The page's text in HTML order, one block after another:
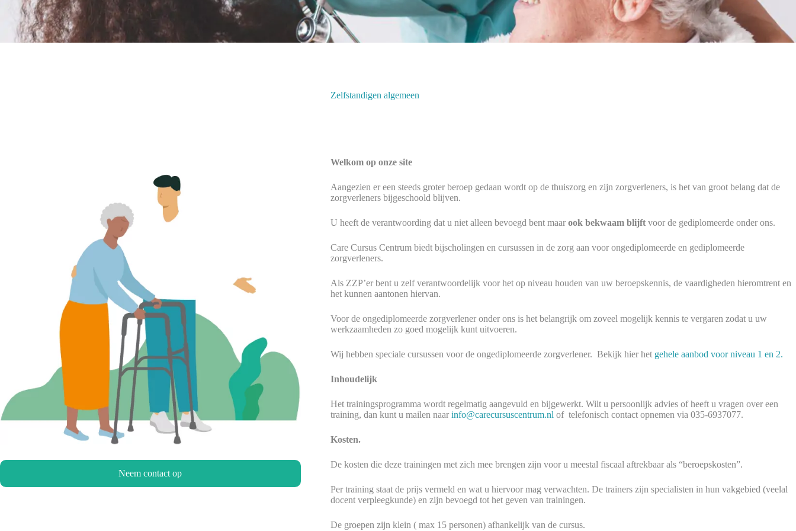
Zelfstandigen algemeen
Neem contact op
Welkom op onze site
Aangezien er een steeds groter beroep gedaan wordt op de thuiszorg en zijn zorgverleners, is het van groot belang dat de
zorgverleners bijgeschoold blijven.
U heeft de verantwoording dat u niet alleen bevoegd bent maar ook bekwaam blijftvoor de gediplomeerde onder ons.
Care Cursus Centrum biedt bijscholingen en cursussen in de zorg aan voor ongediplomeerde en gediplomeerde
zorgverleners.
Als ZZP’er bent u zelf verantwoordelijk voor het op niveau houden van uw beroepskennis, de vaardigheden hieromtrent en
het kunnen aantonen hiervan.
Voor de ongediplomeerde zorgverlener onder ons is het belangrijk om zoveel mogelijk kennis te vergaren zodat u uw
werkzaamheden zo goed mogelijk kunt uitvoeren.
Wij hebben speciale cursussen voor de ongediplomeerde zorgverlener. Bekijk hier het gehele aanbod voor niveau 1 en 2.
Inhoudelijk
Het trainingsprogramma wordt regelmatig aangevuld en bijgewerkt. Wilt u persoonlijk advies of heeft u vragen over een
training, dan kunt u mailen naar info@carecursuscentrum.nl of telefonisch contact opnemen via 035-6937077.
Kosten.
De kosten die deze trainingen met zich mee brengen zijn voor u meestal fiscaal aftrekbaar als “beroepskosten”.
Per training staat de prijs vermeld en wat u hiervoor mag verwachten. De trainers zijn specialisten in hun vakgebied (veelal
docent verpleegkunde) en zijn bevoegd tot het geven van trainingen.
De groepen zijn klein ( max 15 personen) afhankelijk van de cursus.